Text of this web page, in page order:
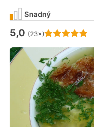
Hodnocení receptu je
5,0 (23×)
Snadný